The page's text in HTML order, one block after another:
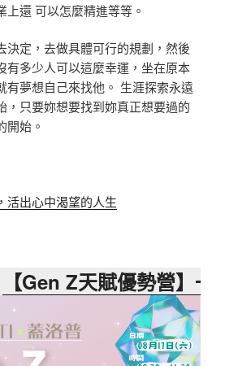
還 可以怎麼精進等等。
決定，去做具體可行的規劃，然後
有多少人可以這麼幸運，坐在原本
有夢想自己來找他。 生涯探索永遠
，只要妳想要找到妳真正想要過的
開始。
活出心中渴望的人生
【Gen Z天賦優勢營】一